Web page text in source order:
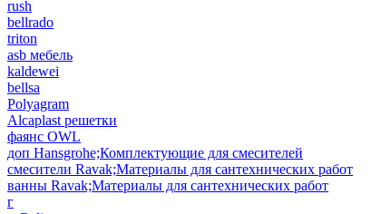
rush
bellrado
triton
asb мебель
kaldewei
bellsa
Polyagram
Alcaplast решетки
фаянс OWL
доп Hansgrohe;Комплектующие для смесителей
смесители Ravak;Материалы для сантехнических работ
ванны Ravak;Материалы для сантехнических работ
г